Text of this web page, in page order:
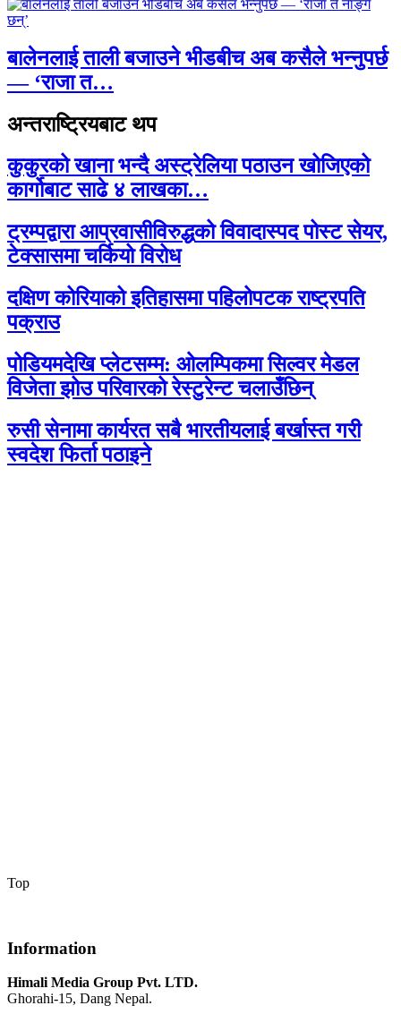
बालेनलाई ताली बजाउने भीडबीच अब कसैले भन्नुपर्छ
— ‘राजा त…
अन्तराष्ट्रियबाट थप
कुकुरको खाना भन्दै अस्ट्रेलिया पठाउन खोजिएको
कार्गोबाट साढे ४ लाखका…
ट्रम्पद्वारा आप्रवासीविरुद्धको विवादास्पद पोस्ट सेयर,
टेक्सासमा चर्कियो विरोध
दक्षिण कोरियाको इतिहासमा पहिलोपटक राष्ट्रपति
पक्राउ
पोडियमदेखि प्लेटसम्म: ओलम्पिकमा सिल्वर मेडल
विजेता झोउ परिवारको रेस्टुरेन्ट चलाउँछिन्
रुसी सेनामा कार्यरत सबै भारतीयलाई बर्खास्त गरी
स्वदेश फिर्ता पठाइने
Top
Information
Himali Media Group Pvt. LTD.
Ghorahi-15, Dang Nepal.